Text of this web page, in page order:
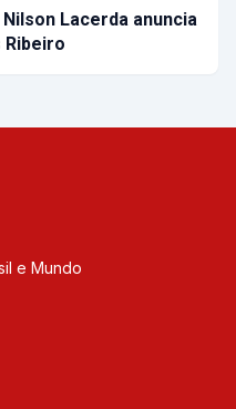
Lacerda anuncia
Ribeiro
e Mundo